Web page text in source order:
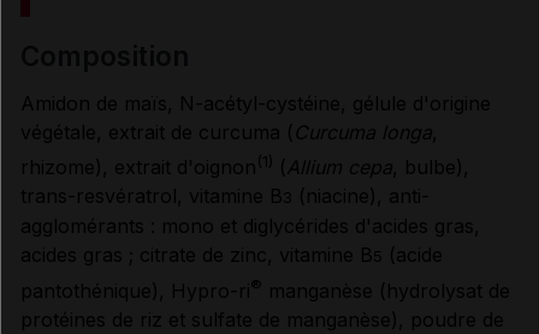
CONDITIONS DE CONSERVATION
Données administratives
Amidon de maïs, N-acétyl-cystéine, gélule d'origine
végétale, extrait de curcuma ( Curcuma longa,
rhizome), extrait d'oignon(1) ( Allium cepa, bulbe),
trans-resvératrol, vitamine B3 (niacine), anti-
agglomérants : mono et diglycérides d'acides gras,
acides gras ; citrate de zinc, vitamine B5 (acide
pantothénique), Hypro-ri® manganèse (hydrolysat de
protéines de riz et sulfate de manganèse), poudre de